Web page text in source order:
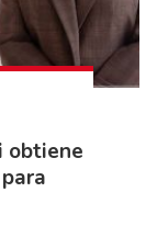
obtiene